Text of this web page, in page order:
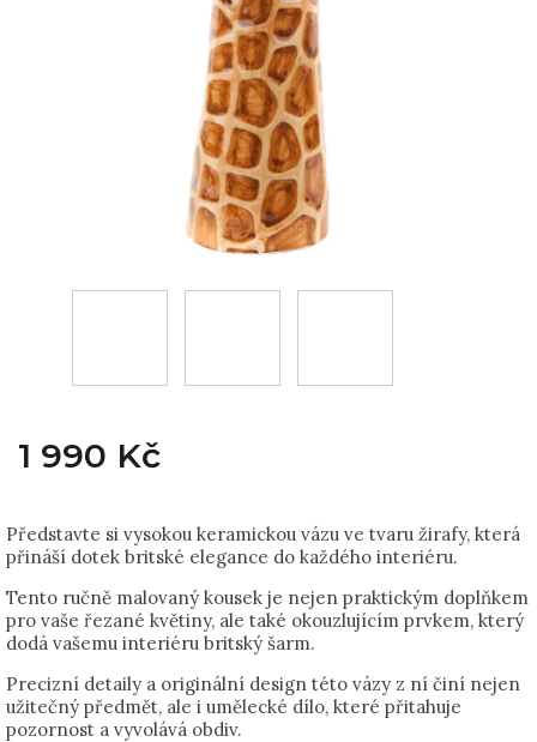
1 990 Kč
Představte si vysokou keramickou vázu ve tvaru žirafy, která
přináší dotek britské elegance do každého interiéru.
Tento ručně malovaný kousek je nejen praktickým doplňkem
pro vaše řezané květiny, ale také okouzlujícím prvkem, který
dodá vašemu interiéru britský šarm.
Precizní detaily a originální design této vázy z ní činí nejen
užitečný předmět, ale i umělecké dílo, které přitahuje
pozornost a vyvolává obdiv.